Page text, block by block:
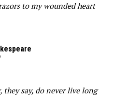
to my wounded heart
they say, do never live long